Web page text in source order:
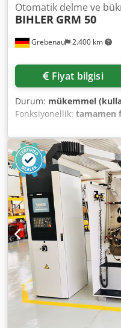
Grebenau 2.400 km
Otomatik delme ve
BIHLER GRM 50
Fiyat bilgisi
Durum: mükemmel
Fonksiyonellik: tamamen
kızaklı besleme 1 çift
standart kızak agregası
Dcjdstzlzaspfx Agnsk
5,0 mm Bant genişliği:
maks. 320 mm Kapasite: